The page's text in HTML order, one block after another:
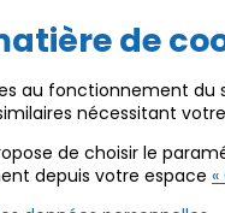
de
au fonctionnement du
nécessitant
de choisir le
depuis votre espace